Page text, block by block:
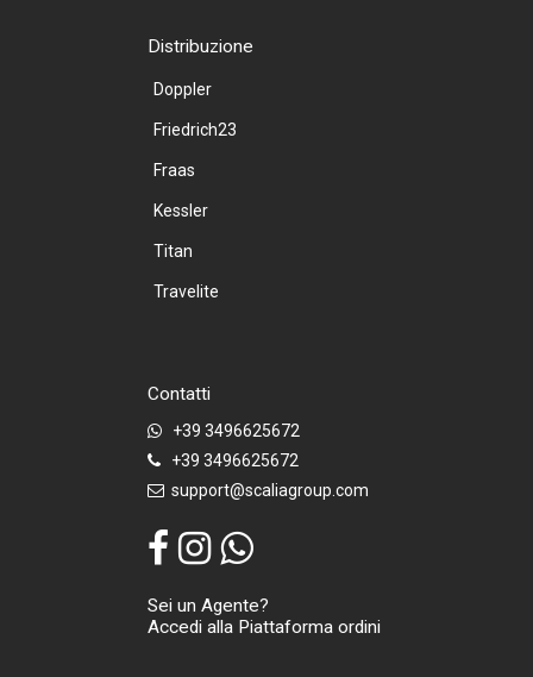
Distribuzione
Doppler
Friedrich23
Fraas
Kessler
Titan
Travelite
Contatti
+39 3496625672
+39 3496625672
support@scaliagroup.com
Sei un Agente?
Accedi alla Piattaforma ordini